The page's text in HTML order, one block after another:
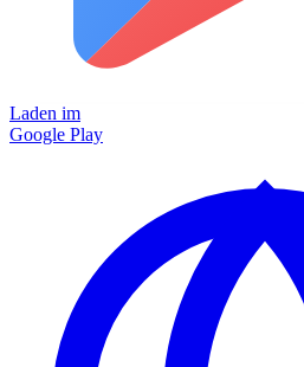
Laden im
Google Play